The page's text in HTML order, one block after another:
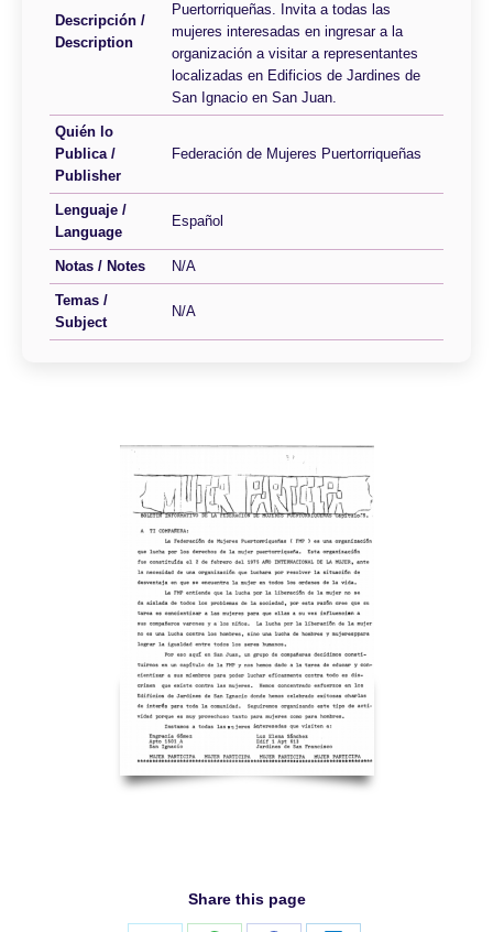
Descripción /
Description
Puertorriqueñas. Invita a todas las
mujeres interesadas en ingresar a la
organización a visitar a representantes
localizadas en Edificios de Jardines de
San Ignacio en San Juan.
Quién lo
Publica /
Publisher
Federación de Mujeres Puertorriqueñas
Lenguaje /
Language
Español
Notas / Notes N/A
Temas /
Subject
N/A
Share this page